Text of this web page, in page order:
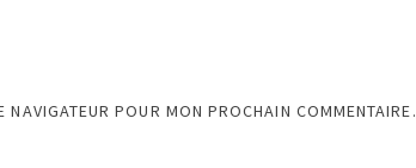
POUR MON PROCHAIN COMMENTAIRE.